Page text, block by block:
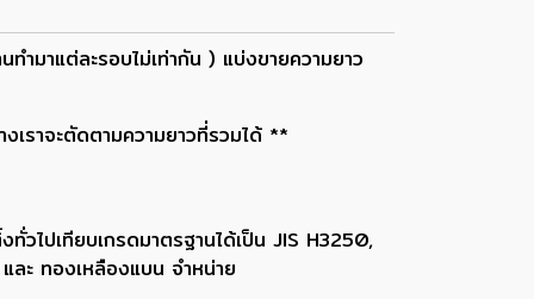
มาแต่ละรอบไม่เท่ากัน ) แบ่งขายความยาว
ราจะตัดตามความยาวที่รวมได้ **
วไปเทียบเกรดมาตรฐานได้เป็น JIS H3250,
ละ ทองเหลืองแบน จำหน่าย